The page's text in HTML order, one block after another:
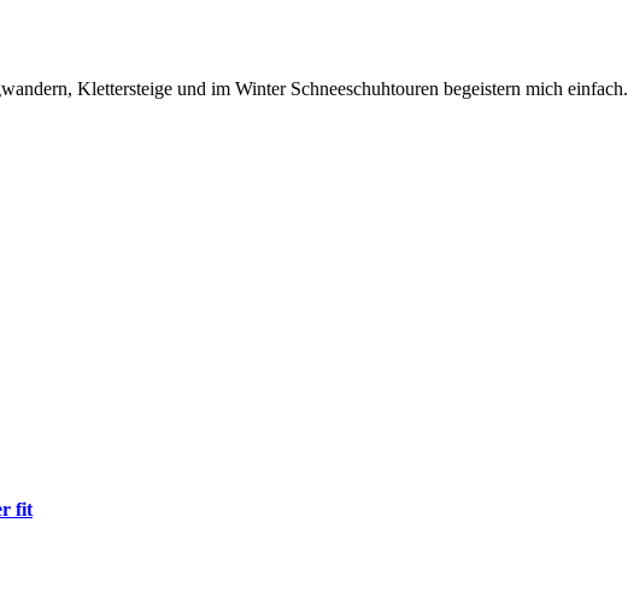
Klettersteige und im Winter Schneeschuhtouren begeistern mich einfach.
fit